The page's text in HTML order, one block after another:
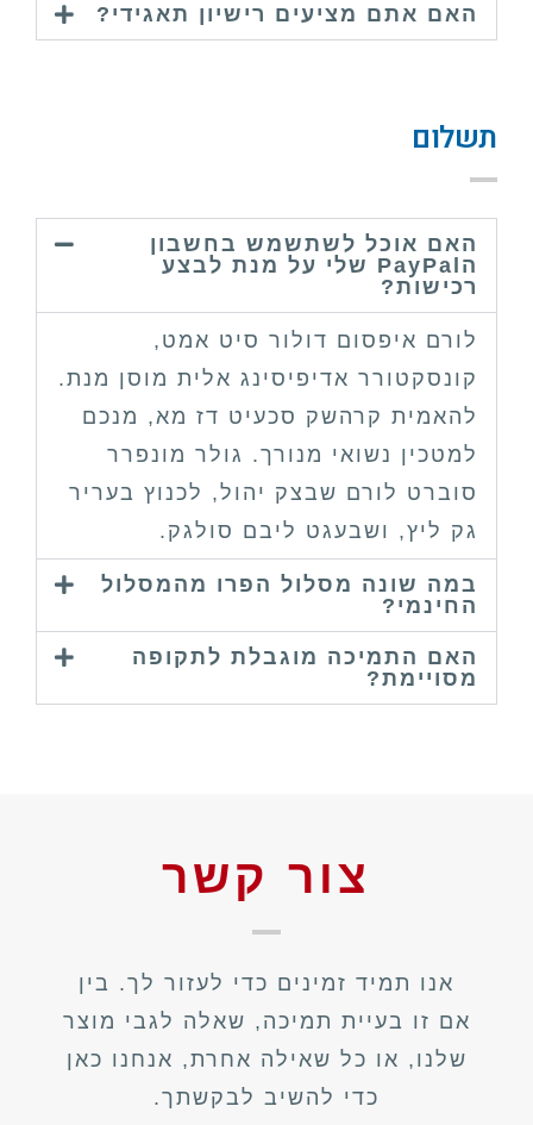
האם אתם מציעים רישיון תאגידי?
תשלום
האם אוכל לשתשמש בחשבון
הPayPal שלי על מנת לבצע
רכישות?
לורם איפסום דולור סיט אמט,
קונסקטורר אדיפיסינג אלית מוסן מנת.
להאמית קרהשק סכעיט דז מא, מנכם
למטכין נשואי מנורך. גולר מונפרר
סוברט לורם שבצק יהול, לכנוץ בעריר
גק ליץ, ושבעגט ליבם סולגק.
במה שונה מסלול הפרו מהמסלול
החינמי?
האם התמיכה מוגבלת לתקופה
מסויימת?
צור קשר
אנו תמיד זמינים כדי לעזור לך. בין
אם זו בעיית תמיכה, שאלה לגבי מוצר
שלנו, או כל שאילה אחרת, אנחנו כאן
כדי להשיב לבקשתך.